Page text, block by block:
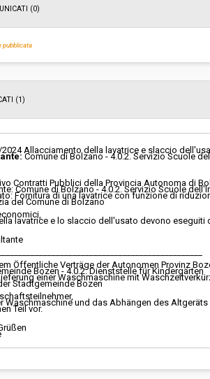
a
(0)
pubblicata
(1)
Allacciamento della lavatrice e slaccio
Comune di Bolzano - 4.0.2. Servizio Scuole
Contratti Pubblici della Provincia Autonoma di
Comune di Bolzano - 4.0.2. Servizio Scuole
Fornitura di una lavatrice con funzione di
del Comune di Bolzano
lavatrice e lo slaccio dell'usato devono
Öffentliche Verträge der Autonomen Provinz
Bozen - 4.0.2. Dienststelle für Kindergärten
einer Waschmaschine mit
Stadtgemeinde Bozen
Waschmaschine und das Abhängen des
Teil vor.